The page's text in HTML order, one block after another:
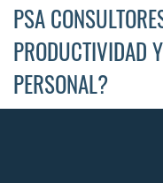
PSA
PRODUCTIVIDAD
PERSONAL?